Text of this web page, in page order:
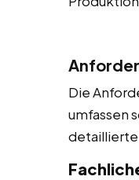
Die
umfassen